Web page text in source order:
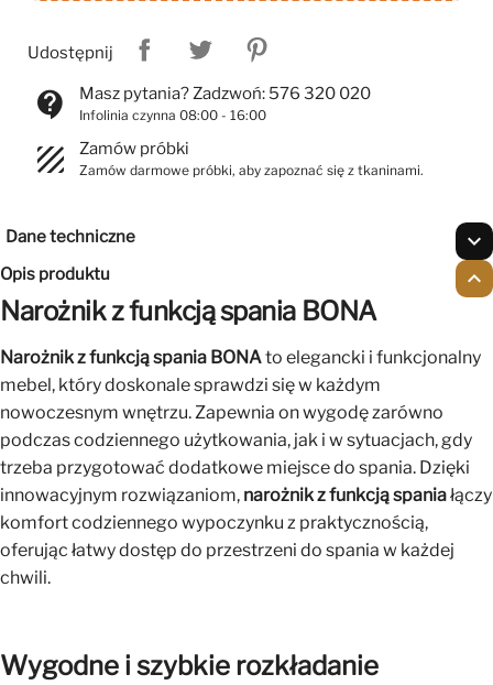
Udostępnij
contact_support Masz pytania? Zadzwoń: 576 320 020
Infolinia czynna 08:00 - 16:00
texture Zamów próbki
Zamów darmowe próbki, aby zapoznać się z tkaninami.
Dane techniczne expand_more
Opis produktu expand_less
Narożnik z funkcją spania BONA
Narożnik z funkcją spania BONAto elegancki i funkcjonalny
mebel, który doskonale sprawdzi się w każdym
nowoczesnym wnętrzu. Zapewnia on wygodę zarówno
podczas codziennego użytkowania, jak i w sytuacjach, gdy
trzeba przygotować dodatkowe miejsce do spania. Dzięki
innowacyjnym rozwiązaniom, narożnik z funkcją spaniałączy
komfort codziennego wypoczynku z praktycznością,
oferując łatwy dostęp do przestrzeni do spania w każdej
chwili.
Wygodne i szybkie rozkładanie